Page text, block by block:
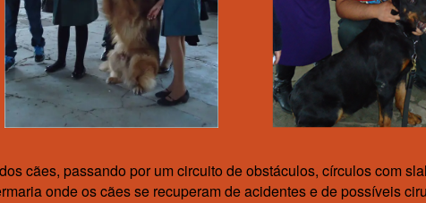
cães, passando por um circuito de obstáculos, círculos com
onde os cães se recuperam de acidentes e de possíveis